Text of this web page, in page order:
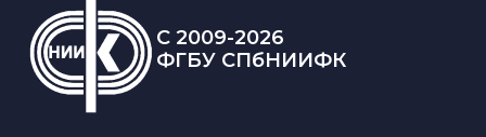
C 2009-2026
ФГБУ СПбНИИФК